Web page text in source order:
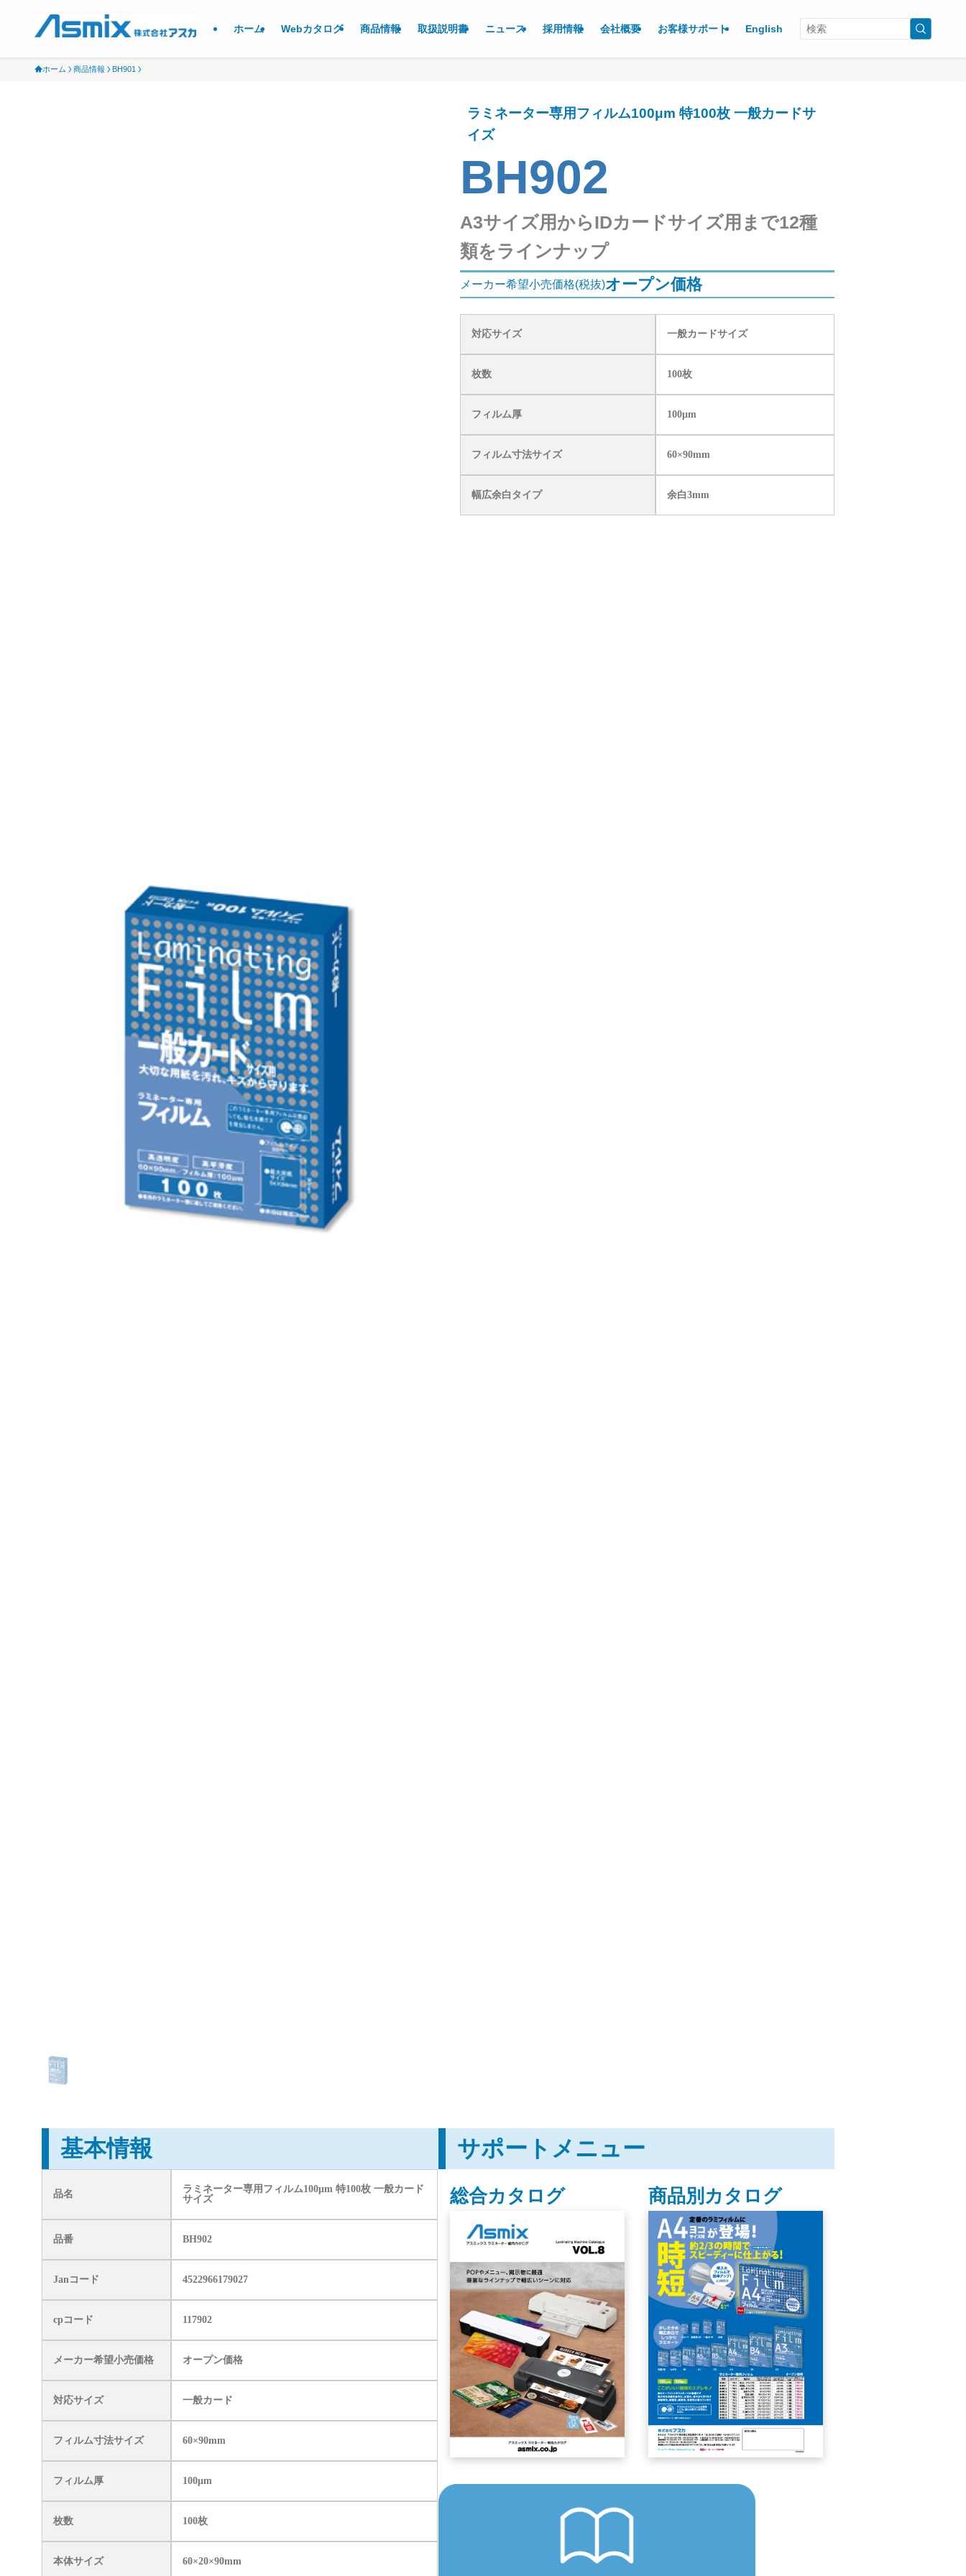
ホーム Webカタログ 商品情報 取扱説明書 ニュース 採用情報 会社概要 お客様サポート English
ホーム 商品情報 BH901
ラミネーター専用フィルム100μm 特100枚 一般カードサ
イズ
BH902
A3サイズ用からIDカードサイズ用まで12種
類をラインナップ
メーカー希望小売価格(税抜)オープン価格
対応サイズ 一般カードサイズ
枚数 100枚
フィルム厚 100μm
フィルム寸法サイズ 60×90mm
幅広余白タイプ 余白3mm
基本情報
品名
ラミネーター専用フィルム100μm 特100枚 一般カード
サイズ
品番 BH902
Janコード 4522966179027
cpコード 117902
メーカー希望小売価格 オープン価格
対応サイズ 一般カード
フィルム寸法サイズ 60×90mm
フィルム厚 100μm
枚数 100枚
本体サイズ 60×20×90mm
サポートメニュー
総合カタログ 商品別カタログ